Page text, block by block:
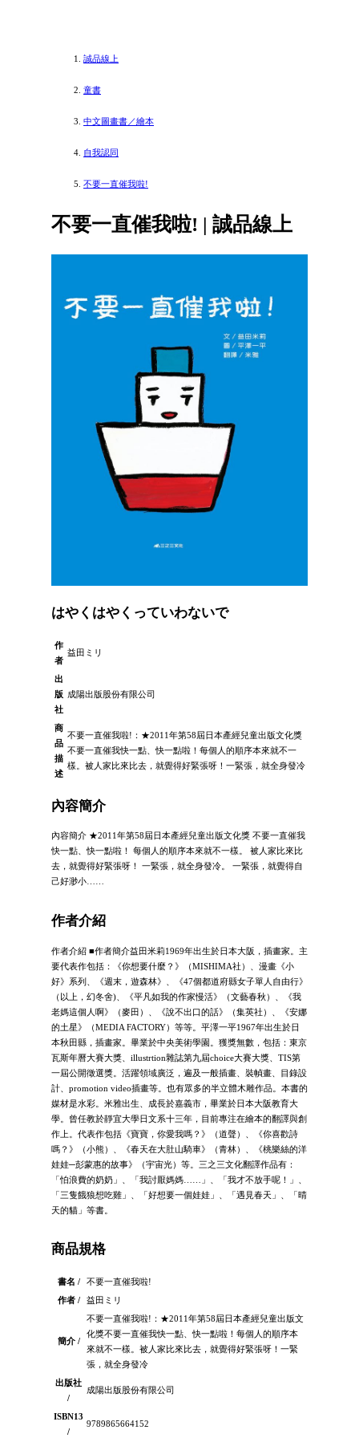
誠品線上
童書
中文圖畫書／繪本
自我認同
不要一直催我啦!
不要一直催我啦! | 誠品線上
はやくはやくっていわないで
作
者
益田ミリ
出
版
社
成陽出版股份有限公司
商
品
描
述
不要一直催我啦!：★2011年第58屆日本產經兒童出版文化獎
不要一直催我快一點、快一點啦！每個人的順序本來就不一
樣。被人家比來比去，就覺得好緊張呀！一緊張，就全身發冷
內容簡介
內容簡介 ★2011年第58屆日本產經兒童出版文化獎 不要一直催我
快一點、快一點啦！ 每個人的順序本來就不一樣。 被人家比來比
去，就覺得好緊張呀！ 一緊張，就全身發冷。 一緊張，就覺得自
己好渺小……
作者介紹
作者介紹 ■作者簡介益田米莉1969年出生於日本大阪，插畫家。主
要代表作包括：《你想要什麼？》（MISHIMA社）、漫畫《小
好》系列、《週末，遊森林》、《47個都道府縣女子單人自由行》
（以上，幻冬舍)、《平凡如我的作家慢活》（文藝春秋）、《我
老媽這個人啊》（麥田）、《說不出口的話》（集英社）、《安娜
的土星》（MEDIA FACTORY）等等。平澤一平1967年出生於日
本秋田縣，插畫家。畢業於中央美術學園。獲獎無數，包括：東京
瓦斯年曆大賽大獎、illustrtion雜誌第九屆choice大賽大獎、TIS第
一屆公開徵選獎。活躍領域廣泛，遍及一般插畫、裝幀畫、目錄設
計、promotion video插畫等。也有眾多的半立體木雕作品。本書的
媒材是水彩。米雅出生、成長於嘉義市，畢業於日本大阪教育大
學。曾任教於靜宜大學日文系十三年，目前專注在繪本的翻譯與創
作上。代表作包括《寶寶，你愛我嗎？》（道聲）、《你喜歡詩
嗎？》（小熊）、《春天在大肚山騎車》（青林）、《桃樂絲的洋
娃娃─彭蒙惠的故事》（宇宙光）等。三之三文化翻譯作品有：
「怕浪費的奶奶」、「我討厭媽媽……」、「我才不放手呢！」、
「三隻餓狼想吃雞」、「好想要一個娃娃」、「遇見春天」、「晴
天的貓」等書。
商品規格
書名 /
不要一直催我啦!
作者 /
益田ミリ
簡介 /
不要一直催我啦!：★2011年第58屆日本產經兒童出版文
化獎不要一直催我快一點、快一點啦！每個人的順序本
來就不一樣。被人家比來比去，就覺得好緊張呀！一緊
張，就全身發冷
出版社
/
成陽出版股份有限公司
ISBN13
/
9789865664152